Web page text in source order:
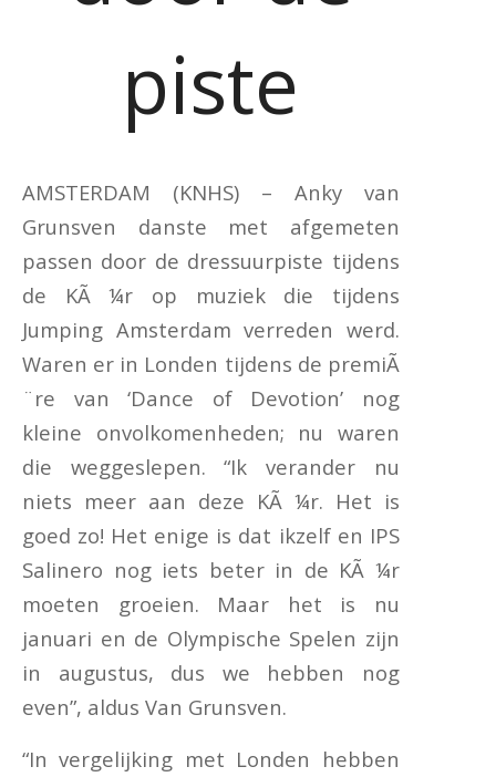
piste
AMSTERDAM (KNHS) – Anky van
Grunsven danste met afgemeten
passen door de dressuurpiste tijdens
de KÃ ¼r op muziek die tijdens
Jumping Amsterdam verreden werd.
Waren er in Londen tijdens de premiÃ
¨re van ‘Dance of Devotion’ nog
kleine onvolkomenheden; nu waren
die weggeslepen. “Ik verander nu
niets meer aan deze KÃ ¼r. Het is
goed zo! Het enige is dat ikzelf en IPS
Salinero nog iets beter in de KÃ ¼r
moeten groeien. Maar het is nu
januari en de Olympische Spelen zijn
in augustus, dus we hebben nog
even”, aldus Van Grunsven.
“In vergelijking met Londen hebben